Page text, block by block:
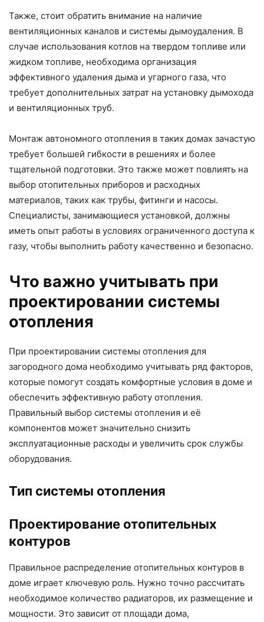
Также, стоит обратить внимание на наличие
вентиляционных каналов и системы дымоудаления. В
случае использования котлов на твердом топливе или
жидком топливе, необходима организация
эффективного удаления дыма и угарного газа, что
требует дополнительных затрат на установку дымохода
и вентиляционных труб.
Монтаж автономного отопления в таких домах зачастую
требует большей гибкости в решениях и более
тщательной подготовки. Это также может повлиять на
выбор отопительных приборов и расходных
материалов, таких как трубы, фитинги и насосы.
Специалисты, занимающиеся установкой, должны
иметь опыт работы в условиях ограниченного доступа к
газу, чтобы выполнить работу качественно и безопасно.
Что важно учитывать при
проектировании системы
отопления
При проектировании системы отопления для
загородного дома необходимо учитывать ряд факторов,
которые помогут создать комфортные условия в доме и
обеспечить эффективную работу отопления.
Правильный выбор системы отопления и её
компонентов может значительно снизить
эксплуатационные расходы и увеличить срок службы
оборудования.
Тип системы отопления
Проектирование отопительных
контуров
Правильное распределение отопительных контуров в
доме играет ключевую роль. Нужно точно рассчитать
необходимое количество радиаторов, их размещение и
мощности. Это зависит от площади дома,